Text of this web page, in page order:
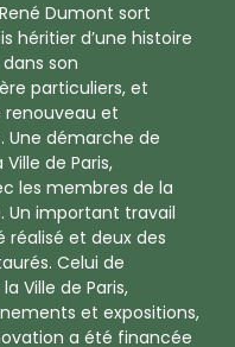
Dumont sort
héritier d’une histoire
son
particuliers, et
renouveau et
Une démarche de
de Paris,
les membres de la
Un important travail
réalisé et deux des
Celui de
Ville de Paris,
et expositions,
a été financée